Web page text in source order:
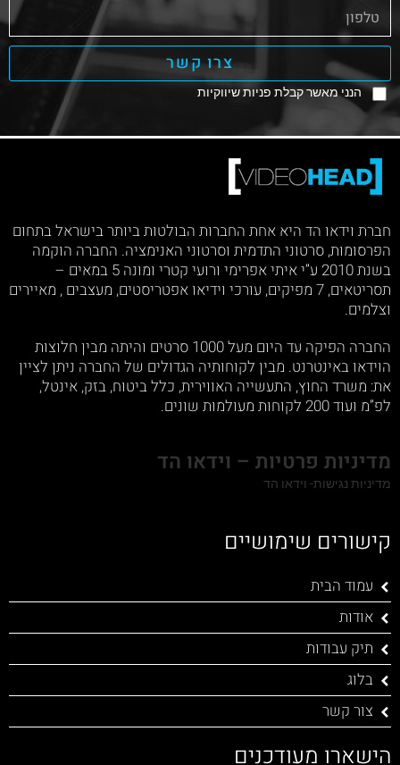
הנני מאשר קבלת פניות שיווקיות
צרו קשר
חברת וידאו הד היא אחת החברות הבולטות ביותר בישראל בתחום
הפרסומות, סרטוני התדמית וסרטוני האנימציה. החברה הוקמה
בשנת 2010 ע”י איתי אפרימי ורועי קטרי ומונה 5 במאים –
תסריטאים, 7 מפיקים, עורכי וידיאו אפטריסטים, מעצבים , מאיירים
וצלמים.
החברה הפיקה עד היום מעל 1000 סרטים והיתה מבין חלוצות
הוידאו באינטרנט. מבין לקוחותיה הגדולים של החברה ניתן לציין
את: משרד החוץ, התעשייה האווירית, כלל ביטוח, בזק, אינטל,
לפ”מ ועוד 200 לקוחות מעולמות שונים.
מדיניות פרטיות – וידאו הד
מדיניות נגישות- וידאו הד
קישורים שימושיים
עמוד הבית
אודות
תיק עבודות
בלוג
צור קשר
הישארו מעודכנים